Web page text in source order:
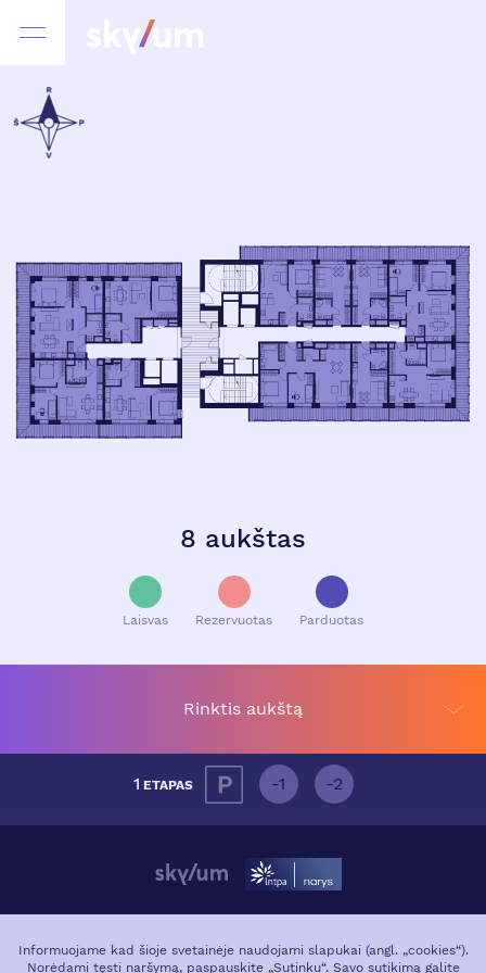
8 aukštas
Laisvas Rezervuotas Parduotas
Rinktis aukštą
1 ETAPAS -1 -2
VIETA MIESTE
GALERIJA
Informuojame kad šioje svetainėje naudojami slapukai (angl. „cookies“).
Norėdami tęsti naršymą, paspauskite „Sutinku“. Savo sutikimą galite